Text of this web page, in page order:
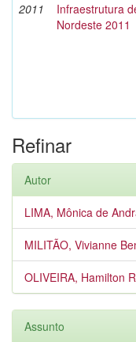
2011
Infraestrutura
Nordeste 2011
Refinar
Autor
LIMA, Mônica de
MILITÃO, Vivianne
OLIVEIRA, Hamilton
Assunto